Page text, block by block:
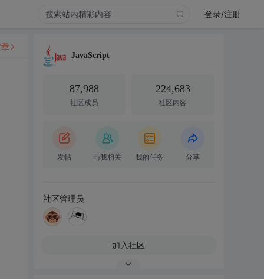
登录/注册
JavaScript
87,988
社区成员
224,683
社区内容
发帖 与我相关 我的任务 分享
社区管理员
加入社区